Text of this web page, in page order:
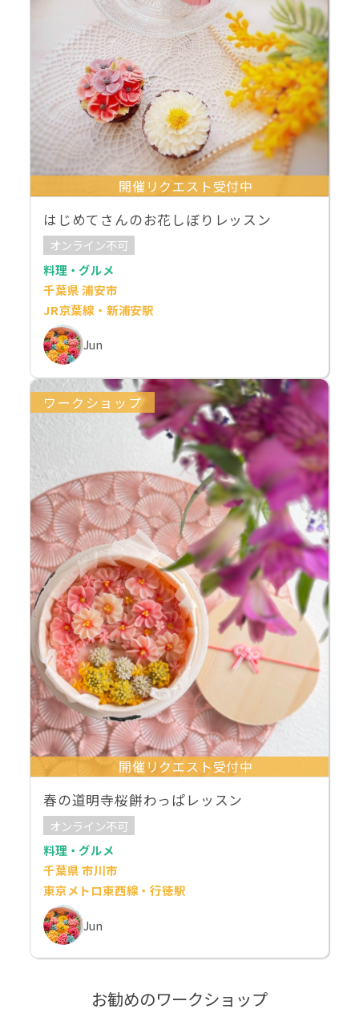
開催リクエスト受付中
はじめてさんのお花しぼりレッスン
オンライン不可
料理・グルメ
千葉県 浦安市
JR京葉線・新浦安駅
Jun
ワークショップ
開催リクエスト受付中
春の道明寺桜餅わっぱレッスン
オンライン不可
料理・グルメ
千葉県 市川市
東京メトロ東西線・行徳駅
Jun
お勧めのワークショップ